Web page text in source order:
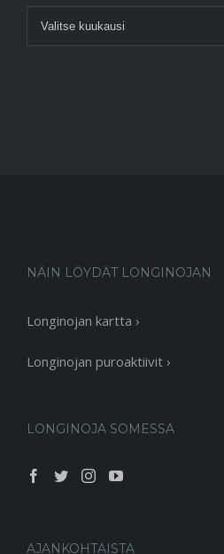
Arkisto
NÄIN LÖYDÄT LONGINOJAN
Longinojan kartta ›
Longinojan puroaktiivit ›
LONGINOJA SOMESSA
AJANKOHTAISTA